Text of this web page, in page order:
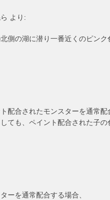
より:
側の湖に潜り一番近くのピン
配合されたモンスターを通常配
ても、ペイント配合された子
ーを通常配合する場合、